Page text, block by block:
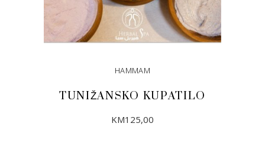
HAMMAM
TUNIŽANSKO KUPATILO
KM125,00